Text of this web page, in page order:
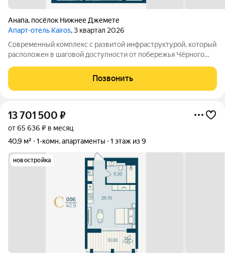
Анапа, посёлок Нижнее Джемете
Апарт-отель Kairos, 3 квартал 2026
Современный комплекс с развитой инфраструктурой, который
расположен в шаговой доступности от побережья Чёрного
концепцией. Инфраструктура комплекса включает: -
Всесезонный подогреваемый бассейн с
Позвонить
13 701 500 ₽
от 65 636 ₽ в месяц
40,9 м²
1-комн. апартаменты 1 этаж из 9
новостройка